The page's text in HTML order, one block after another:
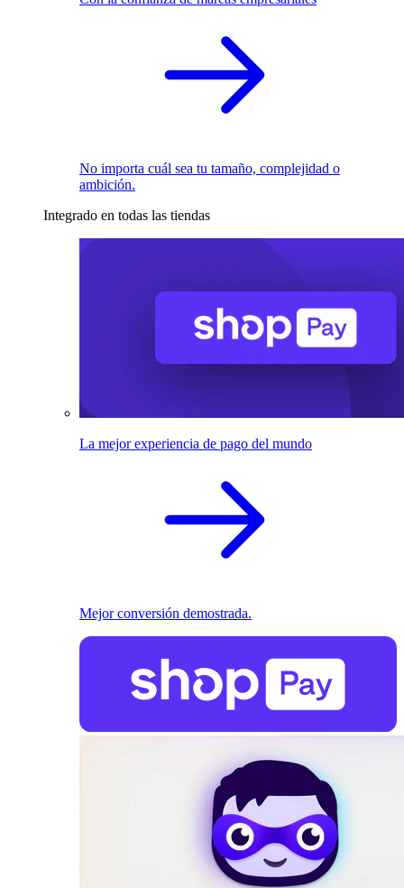
No importa cuál sea tu tamaño, complejidad o
ambición.
Integrado en todas las tiendas
La mejor experiencia de pago del mundo
Mejor conversión demostrada.